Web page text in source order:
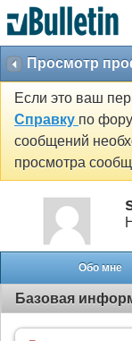
Просмотр
Если это ваш
Справку по
сообщений
просмотра
Обо мне
Базовая